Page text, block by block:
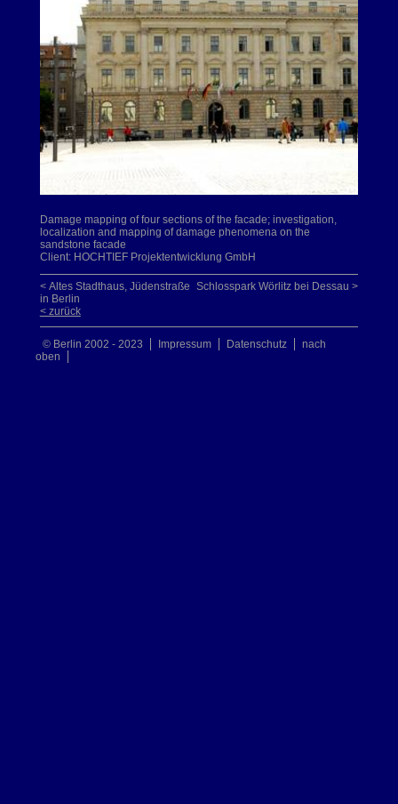
Damage mapping of four sections of the facade; investigation,
localization and mapping of damage phenomena on the
sandstone facade
Client: HOCHTIEF Projektentwicklung GmbH
Schlosspark Wörlitz bei Dessau >
< Altes Stadthaus, Jüdenstraße
in Berlin
< zurück
© Berlin 2002 - 2023 Impressum Datenschutz
nach
oben